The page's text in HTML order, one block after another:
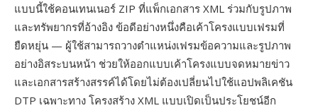
แบบนี้ใช้คอนเทนเนอร์ ZIP ที่แพ็กเอกสาร XML ร่วมกับรูปภาพ
และทรัพยากรที่อ้างอิง ข้อดีอย่างหนึ่งคือเค้าโครงแบบเฟรมที่
ยืดหยุ่น — ผู้ใช้สามารถวางตำแหน่งเฟรมข้อความและรูปภาพ
อย่างอิสระบนหน้า ช่วยให้ออกแบบเค้าโครงแบบจดหมายข่าว
และเอกสารสร้างสรรค์ได้โดยไม่ต้องเปลี่ยนไปใช้แอปพลิเคชัน
DTP เฉพาะทาง โครงสร้าง XML แบบเปิดเป็นประโยชน์อีก